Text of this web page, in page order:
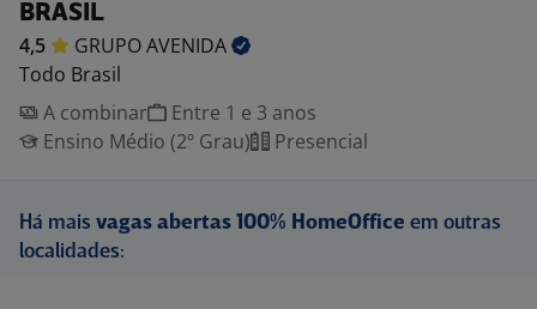
BRASIL
4,5 GRUPOAVENIDA
Todo Brasil
A combinar
Entre 1 e 3 anos
Ensino Médio (2º Grau)
Presencial
Há mais vagas abertas 100% HomeOffice em outras
localidades: